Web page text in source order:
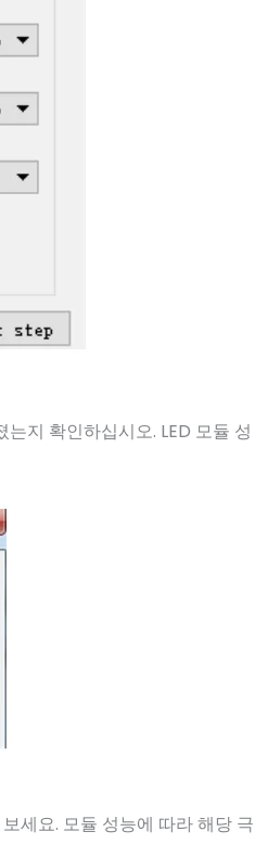
지 확인하십시오. LED 모듈 성
세요. 모듈 성능에 따라 해당 극